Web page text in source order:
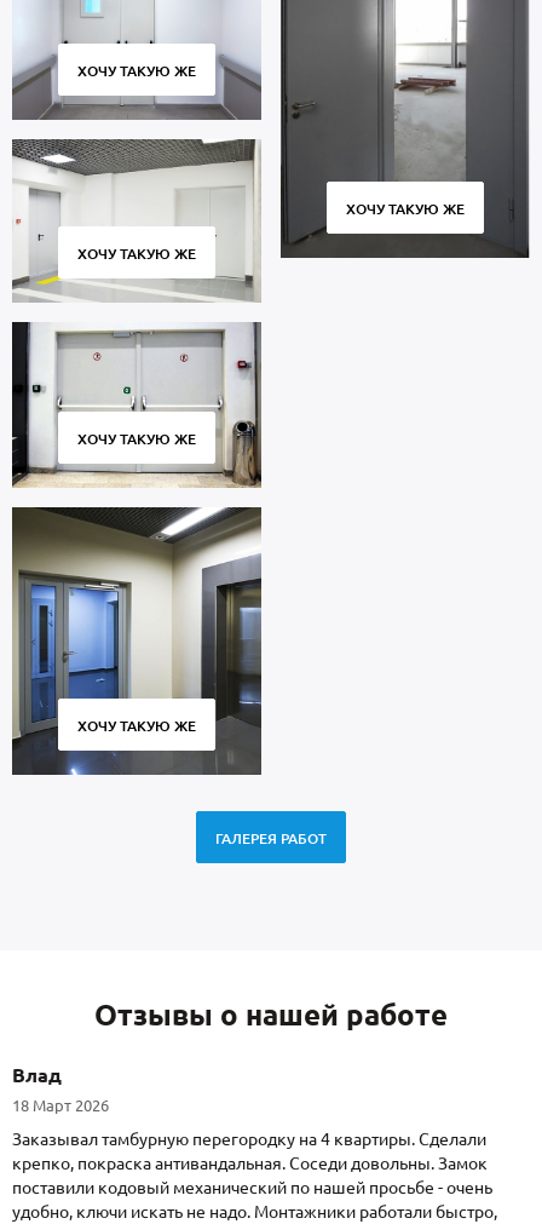
ХОЧУ ТАКУЮ ЖЕ
ХОЧУ ТАКУЮ ЖЕ
ХОЧУ ТАКУЮ ЖЕ
ХОЧУ ТАКУЮ ЖЕ
ХОЧУ ТАКУЮ ЖЕ
ГАЛЕРЕЯ РАБОТ
Отзывы о нашей работе
Влад
18 Март 2026
Заказывал тамбурную перегородку на 4 квартиры. Сделали
крепко, покраска антивандальная. Соседи довольны. Замок
поставили кодовый механический по нашей просьбе - очень
удобно, ключи искать не надо. Монтажники работали быстро,